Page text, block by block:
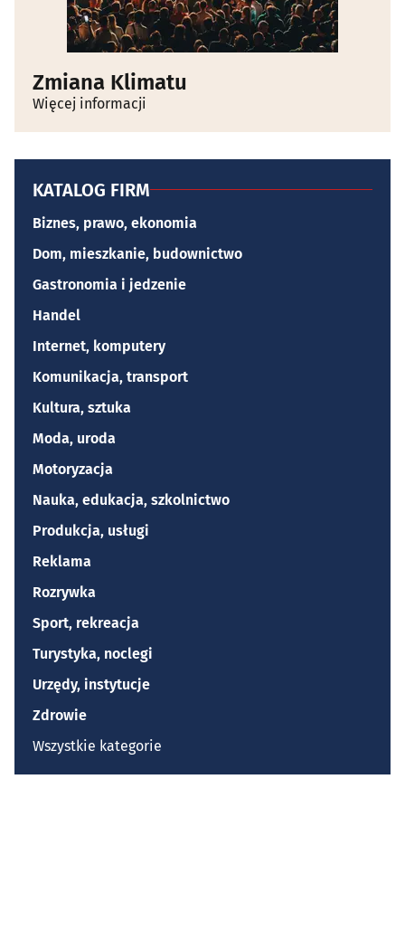
Zmiana Klimatu
Więcej informacji
KATALOG FIRM
Biznes, prawo, ekonomia
Dom, mieszkanie, budownictwo
Gastronomia i jedzenie
Handel
Internet, komputery
Komunikacja, transport
Kultura, sztuka
Moda, uroda
Motoryzacja
Nauka, edukacja, szkolnictwo
Produkcja, usługi
Reklama
Rozrywka
Sport, rekreacja
Turystyka, noclegi
Urzędy, instytucje
Zdrowie
Wszystkie kategorie